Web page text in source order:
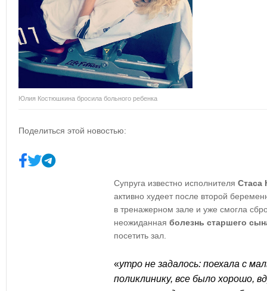
Юлия Костюшкина бросила больного ребенка
Поделиться этой новостью:
Супруга известно исполнителя Стаса
активно худеет после второй
в тренажерном зале и уже смогла
неожиданная болезнь старшего
посетить зал.
«утро не задалось: поехала с
поликлинику, все было хорошо,